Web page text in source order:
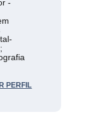
-
PERFIL